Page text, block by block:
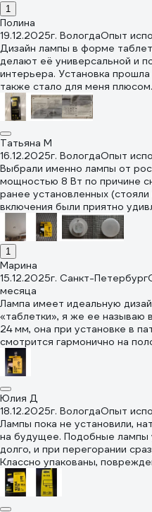
Корпус идеально изготовлен
равномерно рассеивается и
областей. Цветовая
приятный нейтральный
Форма «таблетки» и размер
общем впечатлении _ она
Установка лампы была
стандартному цоколю GX53.
был правильным, и
качественное и надёжное
1
Полина
19.12.2025г. ВологдаОпыт
Дизайн лампы в форме
делают её универсальной и
интерьера. Установка
также стало для меня
яркость и нейтральный
4000 Кельвинов, который
комнате. Мощность лампы —
обеспечивает достаточно
важно для меня, так как я
уютно. Я очень довольна
всем, кто ищет надёжное и
дома. Эта лампа стала
интерьеру и помогла
за отличный продукт!
Татьяна М
16.12.2025г. ВологдаОпыт
Выбрали именно лампы от
мощностью 8 Вт по причине
ранее установленных
включения были приятно
больше. Лампы светят ярко,
прекрасно справляется с
занижает заявленный
качественные, при установке
прилегания. Свет приятный,
отдает, идеальное решение
таких светильника, замена
очень просто. Покупайте, не
цене.
1
Марина
15.12.2025г. Санкт-Петербург
месяца
Лампа имеет идеальную
«таблетки», я же ее называю
24 мм, она при установке в
смотрится гармонично на
Мощности 8 Вт хватает с
прихожей. Свет яркий, не
сказала, приятный,
Мерцания и каких-либо
Подытожу: лампа очень
однозначно рекомендую.
Юлия Д
18.12.2025г. ВологдаОпыт
Лампы пока не установили,
на будущее. Подобные лампы
долго, и при перегорании
Классно упакованы,
плотный. Сам корпус отлит
видимых дефектов. На
отверстия, что,